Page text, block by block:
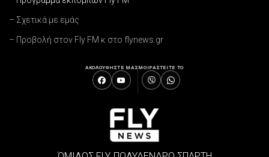
– Σχετικά με εμάς
– Προβολή στον Fly FM κ στο flynews.gr
ΑΚΟΛΟΥΘΗΣΤΕ ΜΑΣΜΟΙΡΑΣΤΕΙΤΕ ΤΟ